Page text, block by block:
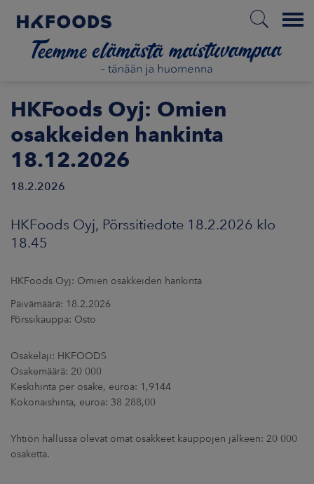
Menu
ETUSIVU
UUTISHUONE
HKFoods Oyj: Omien
osakkeiden hankinta
18.12.2026
18.2.2026
HKFoods Oyj, Pörssitiedote 18.2.2026 klo
18.45
HKFoods Oyj: Omien osakkeiden hankinta
Päivämäärä: 18.2.2026
Pörssikauppa: Osto
Osakelaji: HKFOODS
Osakemäärä: 20 000
Keskihinta per osake, euroa: 1,9144
Kokonaishinta, euroa: 38 288,00
Yhtiön hallussa olevat omat osakkeet kauppojen jälkeen: 20 000
osaketta.